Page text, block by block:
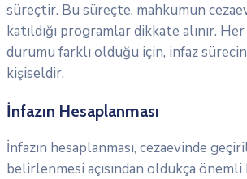
süreçtir. Bu süreçte, mahkumun
katıldığı programlar dikkate alınır.
durumu farklı olduğu için, infaz
kişiseldir.
İnfazın Hesaplanması
İnfazın hesaplanması, cezaevinde
belirlenmesi açısından oldukça